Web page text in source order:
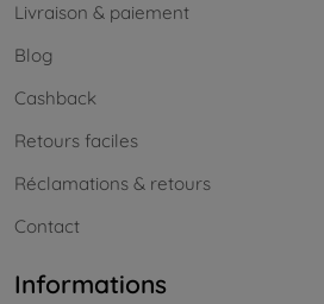
Livraison & paiement
Blog
Cashback
Retours faciles
Réclamations & retours
Contact
Informations